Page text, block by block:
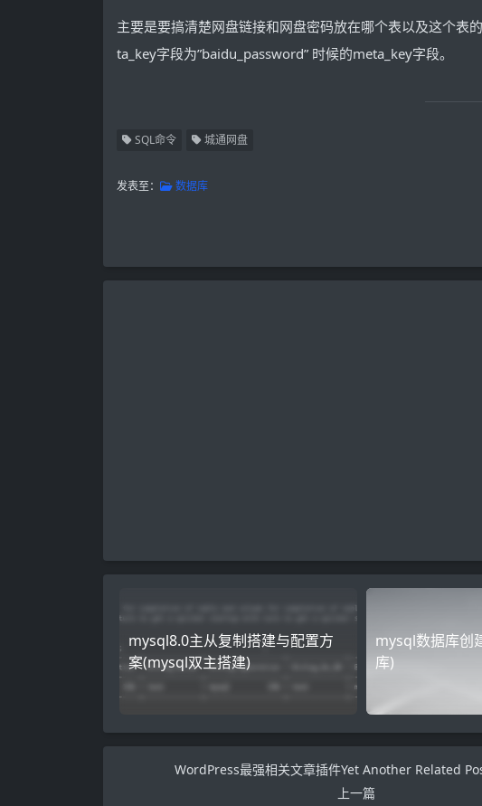
主要是要搞清楚网盘链接和网盘密码放在哪个表以及这个
ta_key字段为”baidu_password” 时候的meta_key字段。
SQL命令 城通网盘
发表至： 数据库
mysql8.0主从复制搭建与配置方
案(mysql双主搭建)
mysql数据库创
库)
WordPress最强相关文章插件Yet Another Related
上一篇